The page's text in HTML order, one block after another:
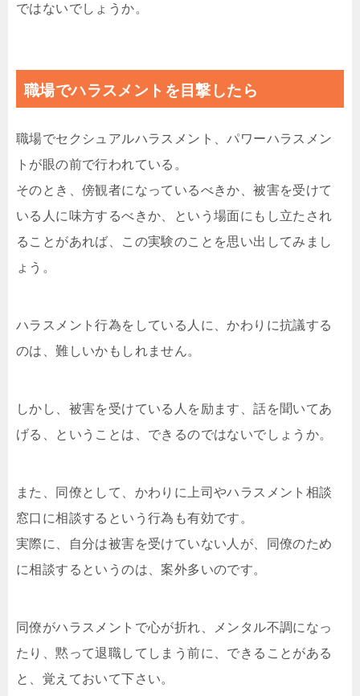
ではないでしょうか。
職場でハラスメントを目撃したら
職場でセクシュアルハラスメント、パワーハラスメン
トが眼の前で行われている。
そのとき、傍観者になっているべきか、被害を受けて
いる人に味方するべきか、という場面にもし立たされ
ることがあれば、この実験のことを思い出してみまし
ょう。
ハラスメント行為をしている人に、かわりに抗議する
のは、難しいかもしれません。
しかし、被害を受けている人を励ます、話を聞いてあ
げる、ということは、できるのではないでしょうか。
また、同僚として、かわりに上司やハラスメント相談
窓口に相談するという行為も有効です。
実際に、自分は被害を受けていない人が、同僚のため
に相談するというのは、案外多いのです。
同僚がハラスメントで心が折れ、メンタル不調になっ
たり、黙って退職してしまう前に、できることがある
と、覚えておいて下さい。